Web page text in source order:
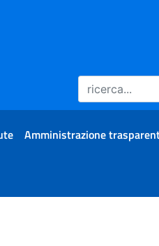
Amministrazione